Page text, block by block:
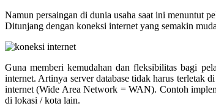
Namun persaingan di dunia usaha saat ini menuntut
Ditunjang dengan koneksi internet yang semakin
Guna memberi kemudahan dan fleksibilitas bagi
internet. Artinya server database tidak harus terletak
internet (Wide Area Network = WAN). Contoh
di lokasi / kota lain.